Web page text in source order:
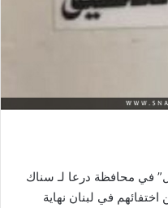
في محافظة درعا لـ سناك
في لبنان نهاية